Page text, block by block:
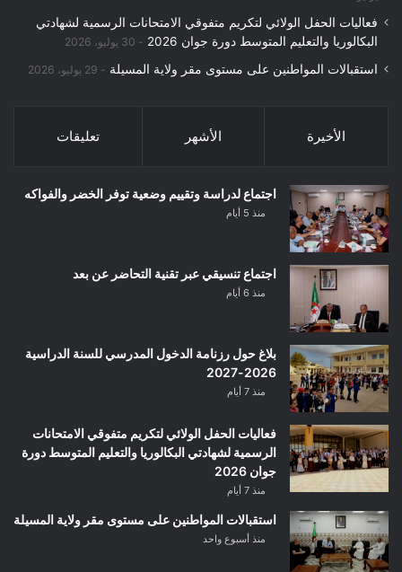
فعاليات الحفل الولائي لتكريم متفوقي الامتحانات الرسمية لشهادتي
البكالوريا والتعليم المتوسط دورة جوان 2026
30 يوليو، 2026
استقبالات المواطنين على مستوى مقر ولاية المسيلة 29 يوليو، 2026
الأخيرة الأشهر تعليقات
اجتماع لدراسة وتقييم وضعية توفر الخضر والفواكه
منذ 5 أيام
اجتماع تنسيقي عبر تقنية التحاضر عن بعد
منذ 6 أيام
بلاغ حول رزنامة الدخول المدرسي للسنة الدراسية
2026-2027
منذ 7 أيام
فعاليات الحفل الولائي لتكريم متفوقي الامتحانات
الرسمية لشهادتي البكالوريا والتعليم المتوسط دورة
جوان 2026
منذ 7 أيام
استقبالات المواطنين على مستوى مقر ولاية المسيلة
منذ أسبوع واحد